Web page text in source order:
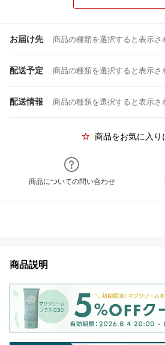
お届け先 商品の種類を選択すると表示さ
配送予定 商品の種類を選択すると表示さ
配送情報 商品の種類を選択すると表示さ
商品をお気に入り
商品についての問い合わせ
商品説明